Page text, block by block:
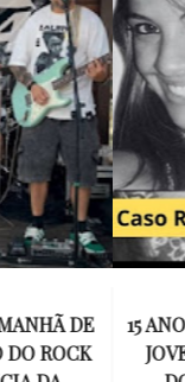
QUE MATOU DOIS
CONDENAÇÃO